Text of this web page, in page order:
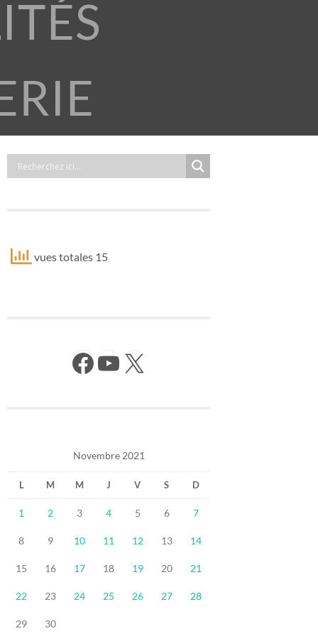
vues totales 15
Facebook YouTube X
Novembre 2021
L M M J V S D
1 2 3 4 5 6 7
8 9 10 11 12 13 14
15 16 17 18 19 20 21
22 23 24 25 26 27 28
29 30